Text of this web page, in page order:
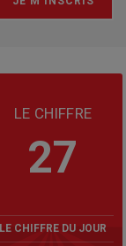
LE CHIFFRE
27
LE CHIFFRE DU JOUR